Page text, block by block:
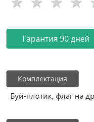
Гарантия 90 дней
Комплектация
Буй-плотик, флаг на